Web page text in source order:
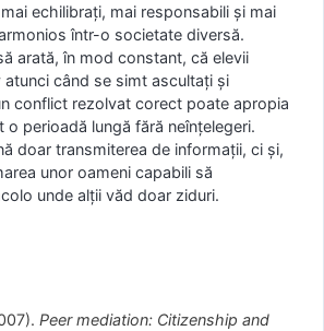
echilibrați, mai responsabili și mai
într-o societate diversă.
arată, în mod constant, că elevii
când se simt ascultați și
conflict rezolvat corect poate apropia
perioadă lungă fără neînțelegeri.
doar transmiterea de informații, ci și,
unor oameni capabili să
unde alții văd doar ziduri.
Peer mediation: Citizenship and